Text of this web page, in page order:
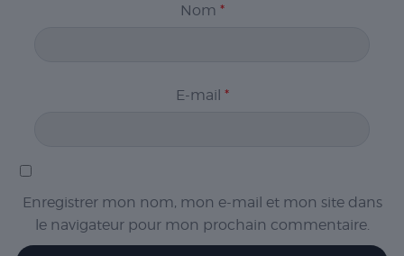
Nom *
E-mail *
Enregistrer mon nom, mon e-mail et mon site dans
le navigateur pour mon prochain commentaire.